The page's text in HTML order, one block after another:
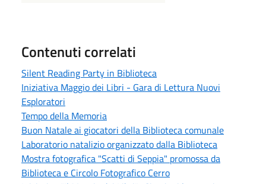
Contenuti correlati
Silent Reading Party in Biblioteca
Iniziativa Maggio dei Libri - Gara di Lettura Nuovi
Esploratori
Tempo della Memoria
Buon Natale ai giocatori della Biblioteca comunale
Laboratorio natalizio organizzato dalla Biblioteca
Mostra fotografica "Scatti di Seppia" promossa da
Biblioteca e Circolo Fotografico Cerro